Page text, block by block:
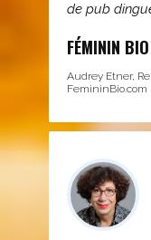
de pub
FÉMININ BIO
Audrey Etner,
FemininBio.com